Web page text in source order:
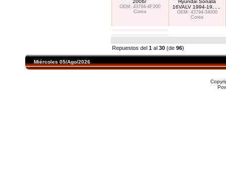
2006/
OEM: 43794-4F200
Corea
Hyundai Sonata
16VALV 1994-19
OEM: 43794-34000
Corea
Repuestos del 1 al 30 (de 96)
Miércoles 05/Ago/2026